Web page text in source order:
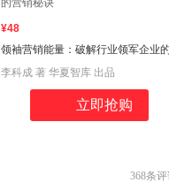
¥48
领袖营销能量：破解行业领军企业
营销秘诀
368条
李科成 著 华夏智库 出品
立即抢购